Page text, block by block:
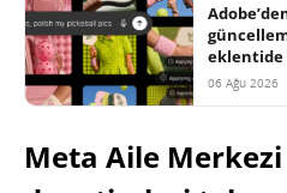
eklentide
06 Ağu 2026
Meta Aile